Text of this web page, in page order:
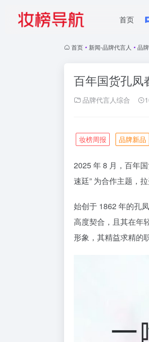
首页
首页 • 新闻-品牌代言人 • 品
百年国货孔凤
品牌代言人综合
妆榜周报 品牌新品
2025 年 8 月，百年
速廷” 为合作主题，
始创于 1862 年的孔
高度契合，且其在年
形象，其精益求精的